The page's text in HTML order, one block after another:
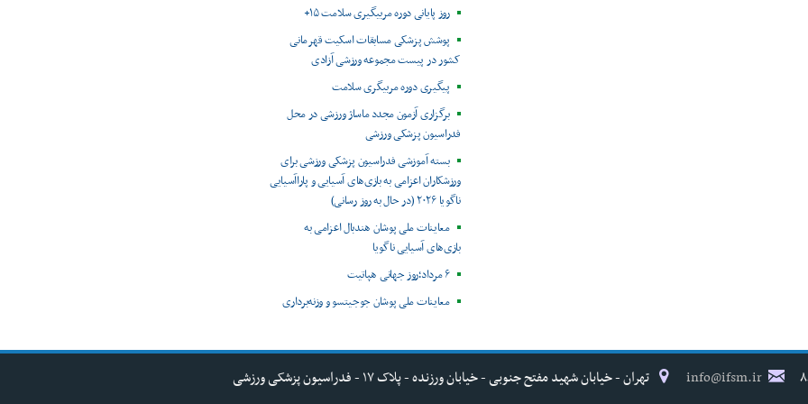
روز پایانی دوره مربیگیری سلامت ۱۵+
پوشش پزشکی مسابقات اسکیت قهرمانی
کشور در پیست مجموعه ورزشی آزادی
پیگیری دوره مربیگری سلامت
برگزاری آزمون مجدد ماساژ ورزشی در محل
فدراسیون پزشکی ورزشی
بسته آموزشی فدراسیون پزشکی ورزشی برای
ورزشکاران اعزامی به بازی‌های آسیایی و پاراآسیایی
ناگویا ۲۰۲۶ (در حال به روز رسانی)
معاینات ملی پوشان هندبال اعزامی به
بازی‌های آسیایی ناگویا
۶ مرداد؛روز جهانی هپاتیت
معاینات ملی پوشان جوجیتسو و وزنه‌برداری
info@ifsm.ir تهران - خیابان شهید مفتح جنوبی - خیابان ورزنده - پلاک ۱۷ - فدراسیون پزشکی ورزشی